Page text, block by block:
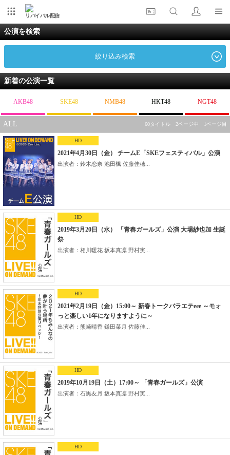
リバイバル配信
公演を検索
絞り込み検索
新着の公演一覧
AKB48 SKE48 NMB48 HKT48 NGT48
ALL 60タイトル 2ページ中 1ページ目
HD
2021年4月30日（金） チームE「SKEフェスティバル」公演
出演者：鈴木恋奈 池田楓 佐藤佳穂...
HD
2019年3月20日（水） 「青春ガールズ」公演 大場紗也加 生誕
祭
出演者：相川暖花 坂本真凛 野村実...
HD
2021年2月19日（金）15:00～ 新春トークバラエテeee ～モォ
っと楽しい1年になりますように～
出演者：熊崎晴香 鎌田菜月 佐藤佳...
HD
2019年10月19日（土）17:00～ 「青春ガールズ」公演
出演者：石黒友月 坂本真凛 野村実...
HD